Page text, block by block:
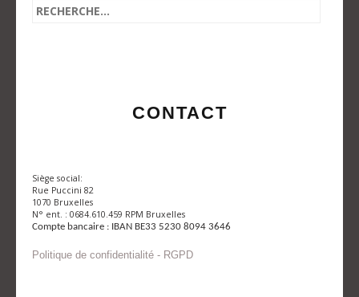
CONTACT
Siège social:
Rue Puccini 82
1070 Bruxelles
N° ent. : 0684.610.459 RPM Bruxelles
Compte bancaire : IBAN BE33 5230 8094 3646
Politique de confidentialité - RGPD